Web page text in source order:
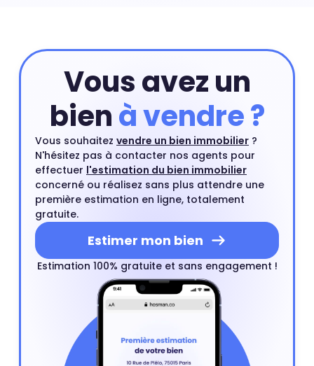
Vous avez un
bienà vendre ?
Vous souhaitez vendre un bien immobilier ?
N'hésitez pas à contacter nos agents pour
effectuer l'estimation du bien immobilier
concerné ou réalisez sans plus attendre une
première estimation en ligne, totalement
gratuite.
Estimer mon bien
Estimation 100% gratuite et sans engagement !